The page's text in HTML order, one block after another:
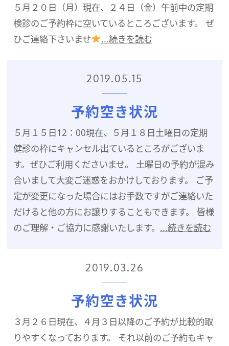
５月２０日（月）現在、２４日（金）午前中の定期
検診のご予約枠に空いているところございます。 ぜ
ひご連絡下さいませ
...続きを読む
2019.05.15
予約空き状況
５月１５日12：00現在、５月１８日土曜日の定期
健診の枠にキャンセル出ているところがございま
す。ぜひご利用くださいませ。 土曜日の予約が混み
合いまして大変ご迷惑をおかけしております。 ご予
定が変更になった場合にはお手数ですがご連絡いた
だけると他の方にお譲りすることもできます。 皆様
のご理解・ご協力に感謝いたします。 ...続きを読む
2019.03.26
予約空き状況
３月２６日現在、４月３日以降のご予約が比較的取
りやすくなっております。 それ以前のご予約もキャ